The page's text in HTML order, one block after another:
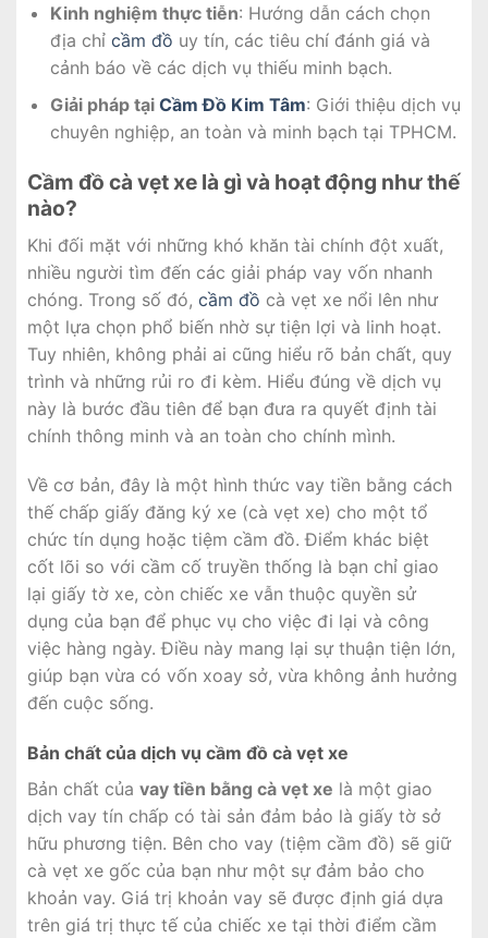
Kinh nghiệm thực tiễn: Hướng dẫn cách chọn
địa chỉ cầm đồ uy tín, các tiêu chí đánh giá và
cảnh báo về các dịch vụ thiếu minh bạch.
Giải pháp tại Cầm Đồ Kim Tâm: Giới thiệu dịch vụ
chuyên nghiệp, an toàn và minh bạch tại TPHCM.
Cầm đồ cà vẹt xe là gì và hoạt động như thế
nào?
Khi đối mặt với những khó khăn tài chính đột xuất,
nhiều người tìm đến các giải pháp vay vốn nhanh
chóng. Trong số đó, cầm đồ cà vẹt xe nổi lên như
một lựa chọn phổ biến nhờ sự tiện lợi và linh hoạt.
Tuy nhiên, không phải ai cũng hiểu rõ bản chất, quy
trình và những rủi ro đi kèm. Hiểu đúng về dịch vụ
này là bước đầu tiên để bạn đưa ra quyết định tài
chính thông minh và an toàn cho chính mình.
Về cơ bản, đây là một hình thức vay tiền bằng cách
thế chấp giấy đăng ký xe (cà vẹt xe) cho một tổ
chức tín dụng hoặc tiệm cầm đồ. Điểm khác biệt
cốt lõi so với cầm cố truyền thống là bạn chỉ giao
lại giấy tờ xe, còn chiếc xe vẫn thuộc quyền sử
dụng của bạn để phục vụ cho việc đi lại và công
việc hàng ngày. Điều này mang lại sự thuận tiện lớn,
giúp bạn vừa có vốn xoay sở, vừa không ảnh hưởng
đến cuộc sống.
Bản chất của dịch vụ cầm đồ cà vẹt xe
Bản chất của vay tiền bằng cà vẹt xe là một giao
dịch vay tín chấp có tài sản đảm bảo là giấy tờ sở
hữu phương tiện. Bên cho vay (tiệm cầm đồ) sẽ giữ
cà vẹt xe gốc của bạn như một sự đảm bảo cho
khoản vay. Giá trị khoản vay sẽ được định giá dựa
trên giá trị thực tế của chiếc xe tại thời điểm cầm